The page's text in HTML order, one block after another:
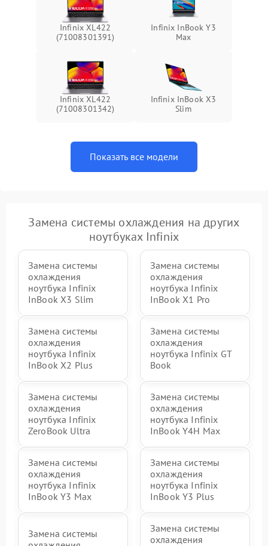
Infinix XL422
(71008301391)
Infinix InBook Y3
Max
Infinix XL422
(71008301342)
Infinix InBook X3
Slim
Показать все модели
Замена системы охлаждения на других
ноутбуках Infinix
Замена системы
охлаждения
ноутбука Infinix
InBook X3 Slim
Замена системы
охлаждения
ноутбука Infinix
InBook X1 Pro
Замена системы
охлаждения
ноутбука Infinix
InBook X2 Plus
Замена системы
охлаждения
ноутбука Infinix GT
Book
Замена системы
охлаждения
ноутбука Infinix
ZeroBook Ultra
Замена системы
охлаждения
ноутбука Infinix
InBook Y4H Max
Замена системы
охлаждения
ноутбука Infinix
InBook Y3 Max
Замена системы
охлаждения
ноутбука Infinix
InBook Y3 Plus
Замена системы
Замена системы
охлаждения